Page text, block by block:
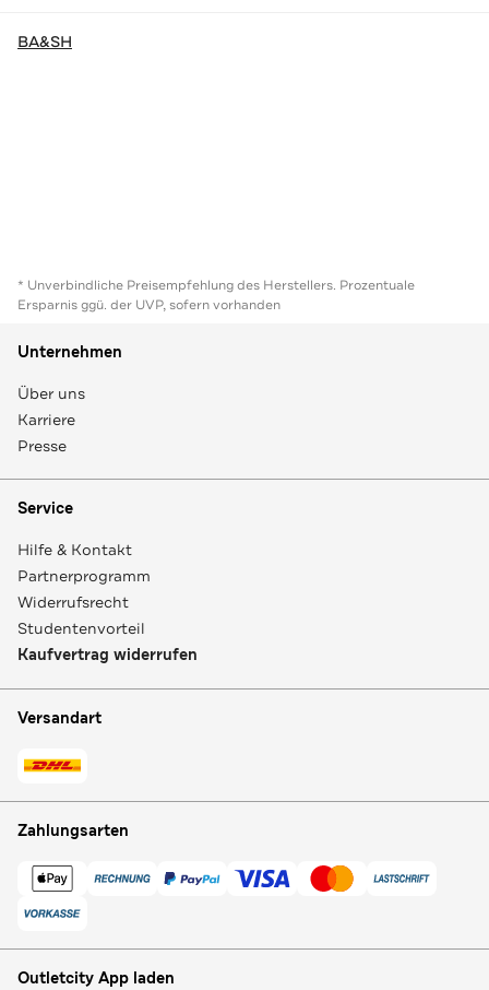
BA&SH
* Unverbindliche Preisempfehlung des Herstellers. Prozentuale
Ersparnis ggü. der UVP, sofern vorhanden
Unternehmen
Über uns
Karriere
Presse
Service
Hilfe & Kontakt
Partnerprogramm
Widerrufsrecht
Studentenvorteil
Kaufvertrag widerrufen
Versandart
Zahlungsarten
Outletcity App laden